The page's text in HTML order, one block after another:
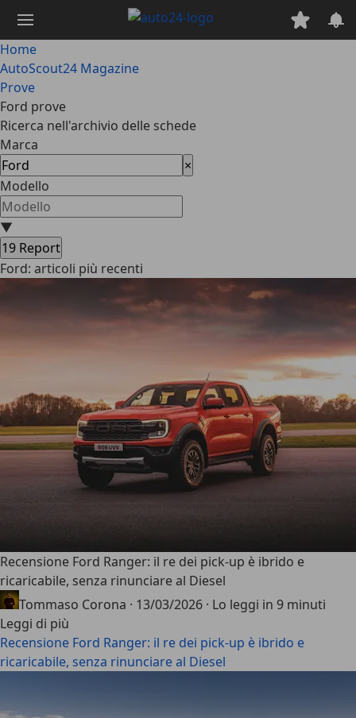
contenuto
principale
Home
AutoScout24 Magazine
Prove
Ford prove
Ricerca nell'archivio delle schede
Marca
×
Modello
▼
19 Report
Ford: articoli più recenti
Recensione Ford Ranger: il re dei pick-up è ibrido e
ricaricabile, senza rinunciare al Diesel
Tommaso Corona · 13/03/2026 · Lo leggi in 9 minuti
Leggi di più
Recensione Ford Ranger: il re dei pick-up è ibrido e
ricaricabile, senza rinunciare al Diesel